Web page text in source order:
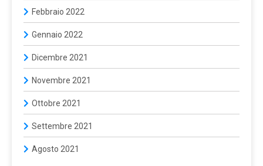
Febbraio 2022
Gennaio 2022
Dicembre 2021
Novembre 2021
Ottobre 2021
Settembre 2021
Agosto 2021